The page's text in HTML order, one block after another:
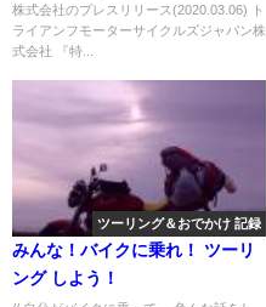
～1.99％特別低金 利ローン、免
許取得サポート5万円～
株式会社のプレスリリース(2020.03.06) ト
ライアンフモーターサイクルズジャパン株
式会社 『特...
ツーリング＆おでかけ 記録
みんな！バイクに乗れ！ ツーリ
ング しよう！